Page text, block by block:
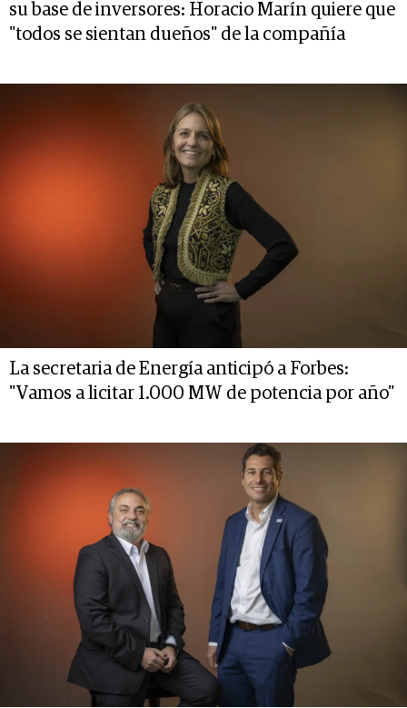
su base de inversores: Horacio Marín quiere que
"todos se sientan dueños" de la compañía
La secretaria de Energía anticipó a Forbes:
"Vamos a licitar 1.000 MW de potencia por año"